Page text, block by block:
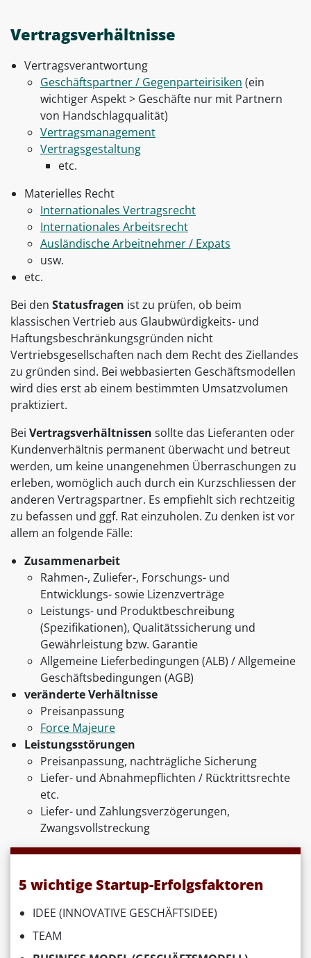
Vertragsverhältnisse
Vertragsverantwortung
Geschäftspartner / Gegenparteirisiken (ein
wichtiger Aspekt > Geschäfte nur mit Partnern
von Handschlagqualität)
Vertragsmanagement
Vertragsgestaltung
etc.
Materielles Recht
Internationales Vertragsrecht
Internationales Arbeitsrecht
Ausländische Arbeitnehmer / Expats
usw.
etc.
Bei den Statusfragen ist zu prüfen, ob beim
klassischen Vertrieb aus Glaubwürdigkeits- und
Haftungsbeschränkungsgründen nicht
Vertriebsgesellschaften nach dem Recht des Ziellandes
zu gründen sind. Bei webbasierten Geschäftsmodellen
wird dies erst ab einem bestimmten Umsatzvolumen
praktiziert.
Bei Vertragsverhältnissen sollte das Lieferanten oder
Kundenverhältnis permanent überwacht und betreut
werden, um keine unangenehmen Überraschungen zu
erleben, womöglich auch durch ein Kurzschliessen der
anderen Vertragspartner. Es empfiehlt sich rechtzeitig
zu befassen und ggf. Rat einzuholen. Zu denken ist vor
allem an folgende Fälle:
Zusammenarbeit
Rahmen-, Zuliefer-, Forschungs- und
Entwicklungs- sowie Lizenzverträge
Leistungs- und Produktbeschreibung
(Spezifikationen), Qualitätssicherung und
Gewährleistung bzw. Garantie
Allgemeine Lieferbedingungen (ALB) / Allgemeine
Geschäftsbedingungen (AGB)
veränderte Verhältnisse
Preisanpassung
Force Majeure
Leistungsstörungen
Preisanpassung, nachträgliche Sicherung
Liefer- und Abnahmepflichten / Rücktrittsrechte
etc.
Liefer- und Zahlungsverzögerungen,
Zwangsvollstreckung
5 wichtige Startup-Erfolgsfaktoren
IDEE (INNOVATIVE GESCHÄFTSIDEE)
TEAM